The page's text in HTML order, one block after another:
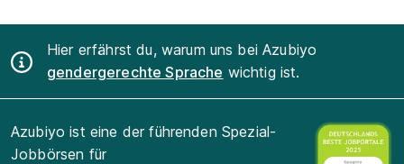
Hier erfährst du, warum uns bei Azubiyo
gendergerechte Sprache wichtig ist.
Azubiyo ist eine der führenden Spezial-
Jobbörsen für